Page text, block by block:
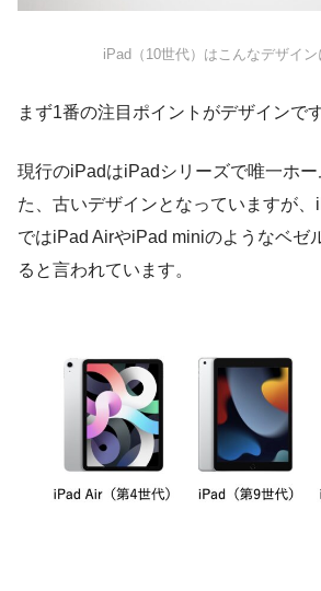
iPad（10世代）はこんなデザイン
まず1番の注目ポイントがデザインです
現行のiPadはiPadシリーズで唯一ホ
た、古いデザインとなっていますが、
ではiPad AirやiPad miniのようなベゼ
ると言われています。